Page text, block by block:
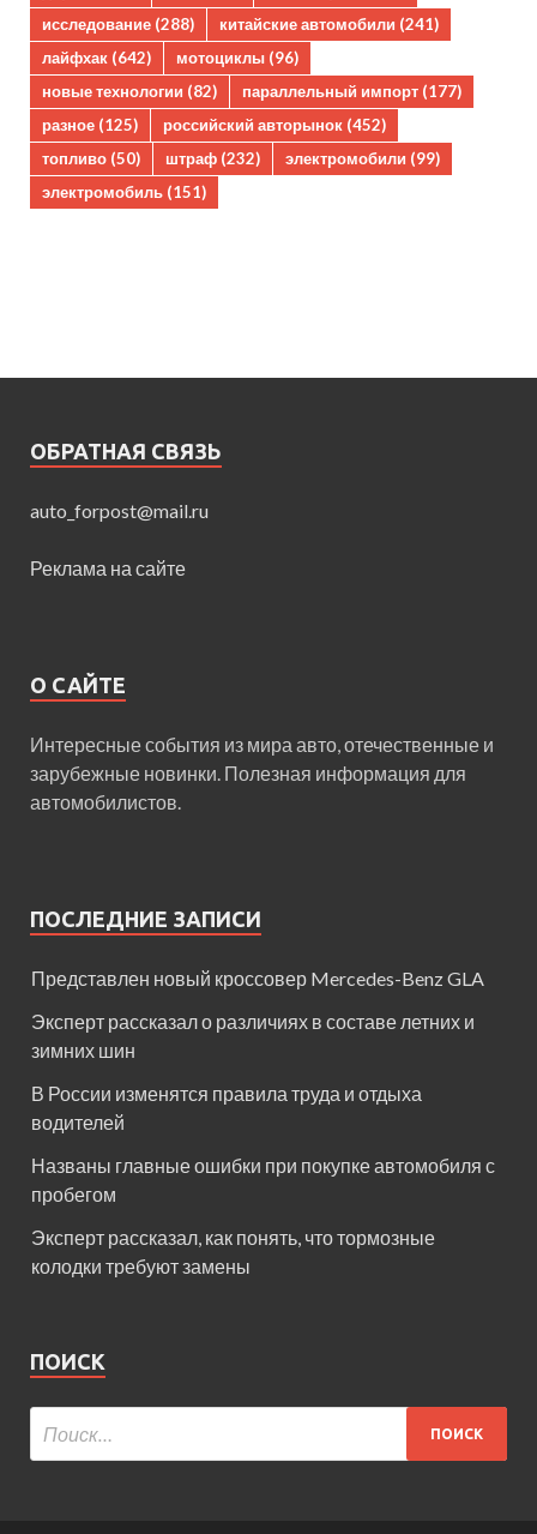
исследование (288) китайские автомобили (241)
лайфхак (642) мотоциклы (96)
новые технологии (82) параллельный импорт (177)
разное (125) российский авторынок (452)
топливо (50) штраф (232) электромобили (99)
электромобиль (151)
ОБРАТНАЯ СВЯЗЬ
auto_forpost@mail.ru
Реклама на сайте
О САЙТЕ
Интересные события из мира авто, отечественные и
зарубежные новинки. Полезная информация для
автомобилистов.
ПОСЛЕДНИЕ ЗАПИСИ
Представлен новый кроссовер Mercedes-Benz GLA
Эксперт рассказал о различиях в составе летних и
зимних шин
В России изменятся правила труда и отдыха
водителей
Названы главные ошибки при покупке автомобиля с
пробегом
Эксперт рассказал, как понять, что тормозные
колодки требуют замены
ПОИСК